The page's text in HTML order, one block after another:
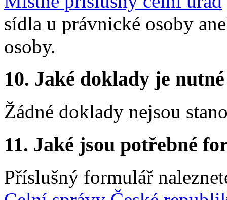
sídla u právnické osoby
osoby.
10. Jaké doklady je
Žádné doklady nejsou
11. Jaké jsou potřebné
Příslušný formulář